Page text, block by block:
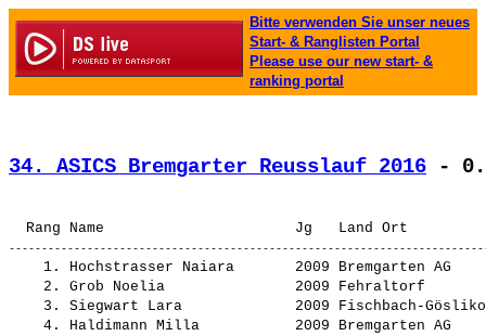
Bitte verwenden Sie unser neues
Start- & Ranglisten Portal
Please use our new start- &
ranking portal
34. ASICS Bremgarter Reusslauf 2016 -
    1.
Hochstrasser Naiara
2009
    2.
Grob Noelia
2009 Fehraltorf
    3.
Siegwart Lara
2009 Fischbach-
    4.
Haldimann Milla
2009 Bremgarten